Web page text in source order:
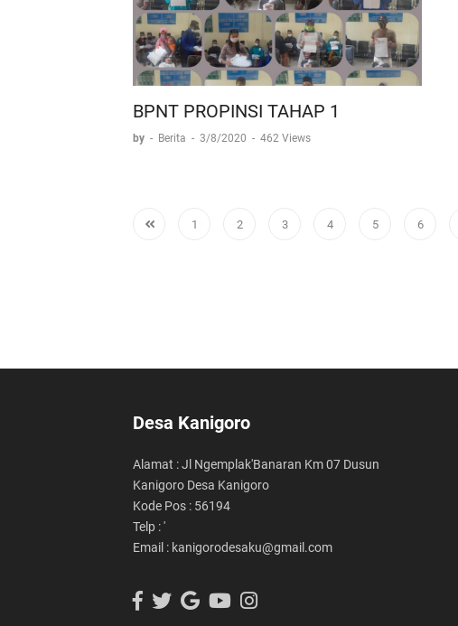
BPNT PROPINSI TAHAP 1
by - Berita - 3/8/2020 - 462 Views
1 2 3 4 5 6
Desa Kanigoro
Alamat : Jl Ngemplak'Banaran Km 07 Dusun
Kanigoro Desa Kanigoro
Kode Pos : 56194
Telp : '
Email : kanigorodesaku@gmail.com